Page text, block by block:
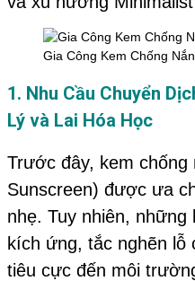
Gia Công Kem Chống
1. Nhu Cầu Chuyển
Lý và Lai Hóa Học
Trước đây, kem chống
Sunscreen) được ưa
nhẹ. Tuy nhiên, những
kích ứng, tắc nghẽn lỗ
tiêu cực đến môi